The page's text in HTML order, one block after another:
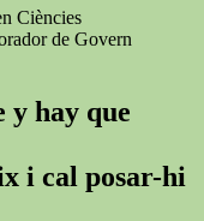
Ciències
de Govern
y hay que
i cal posar-hi